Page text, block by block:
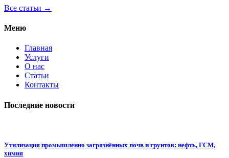
Все статьи →
Меню
Главная
Услуги
О нас
Статьи
Контакты
Последние новости
Утилизация промышленно загрязнённых почв и грунтов: нефть, ГСМ,
химия